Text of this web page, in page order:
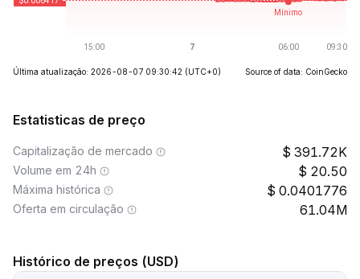
Última atualização: 2026-08-07 09:30:42 (UTC+0) Source of data: CoinGecko
Estatisticas de preço
Capitalização de mercado 391.72K
Volume em 24h 20.50
Máxima histórica 0.0401776
Oferta em circulação 61.04M
Histórico de preços (USD)